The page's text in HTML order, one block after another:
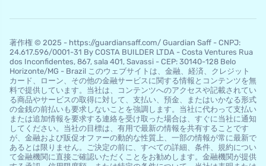
著作権 © 2025 - https://guardiansaff.com/ Guardian Saff - CNPJ:
24.617.596/0001-31 By COSTA BUILDER LTDA - Costa Ventures Rua
dos Inconfidentes, 867, sala 401, Savassi - CEP: 30140-128 Belo
Horizo​​nte/MG - Brazil このウェブサイトは、金融、経済、クレジット
カード、ローン、その他の金融サービスに関する情報とコンテンツを無
料で提供しています。当社は、コンテンツへのアクセスや記載されてい
る商品やサービスの取得に対して、支払い、預金、またはいかなる形式
の金銭の前払いも要求しないことを強調します。当社に代わって支払い
または追加情報を要求する連絡を受け取った場合は、すぐに当社に通知
してください。当社の目標は、有用で最新の情報を共有することです
が、金融および販促オファーの動的な性質上、一部の情報が常に最新で
あるとは限りません。ご決定の前に、すべての詳細、条件、規約につい
て金融機関に直接ご確認いただくことをお勧めします。金融機関が提供